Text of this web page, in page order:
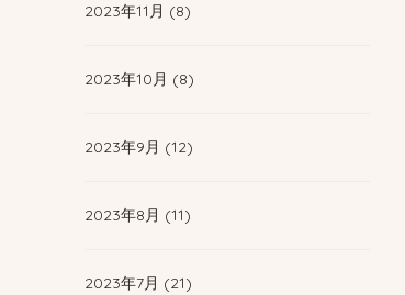
2023年11月 (8)
2023年10月 (8)
2023年9月 (12)
2023年8月 (11)
2023年7月 (21)